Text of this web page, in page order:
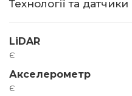
Технології та датчики
LiDAR
є
Акселерометр
є